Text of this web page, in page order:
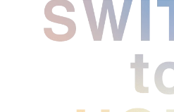
プレスルーム